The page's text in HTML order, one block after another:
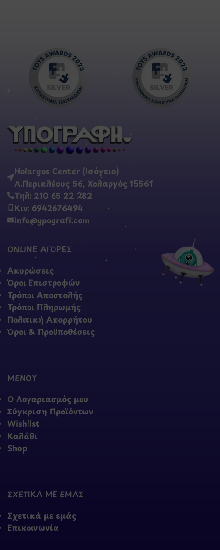
Holargos Center (Ισόγειο)
Λ.Περικλέους 56, Χολαργός 15561
Τηλ: 210 65 22 282
Κιν: 6942676494
info@ypografi.com
ONLINE ΑΓΟΡΕΣ
Ακυρώσεις
Όροι Επιστροφών
Τρόποι Αποστολής
Τρόποι Πληρωμής
Πολιτική Απορρήτου
Όροι & Προϋποθέσεις
ΜΕΝΟΥ
Ο Λογαριασμός μου
Σύγκριση Προϊόντων
Wishlist
Καλάθι
Shop
ΣΧΕΤΙΚΑ ΜΕ ΕΜΑΣ
Σχετικά με εμάς
Επικοινωνία